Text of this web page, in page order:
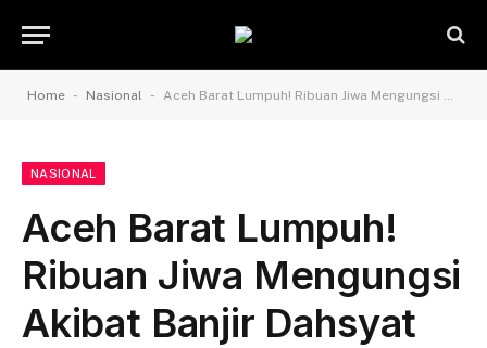
Home - Nasional - Aceh Barat Lumpuh! Ribuan Jiwa Mengungsi Akibat Banjir Dahsyat
NASIONAL
Aceh Barat Lumpuh!
Ribuan Jiwa Mengungsi
Akibat Banjir Dahsyat